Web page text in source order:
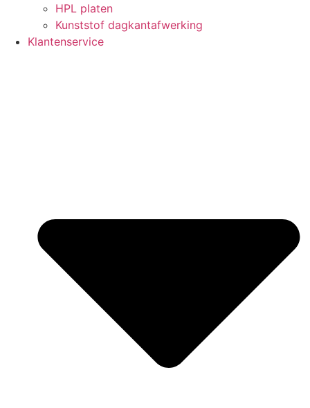
HPL platen
Kunststof dagkantafwerking
Klantenservice